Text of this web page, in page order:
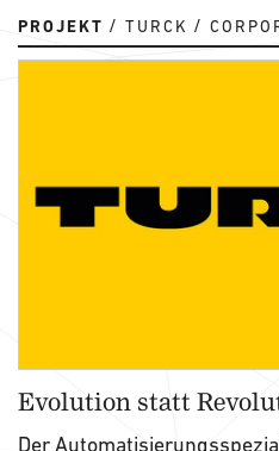
PROJEKT TURCK
Evolution statt
Der